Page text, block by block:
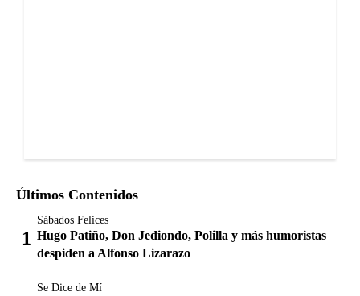
Últimos Contenidos
Sábados Felices
Hugo Patiño, Don Jediondo, Polilla y más humoristas
despiden a Alfonso Lizarazo
Se Dice de Mí